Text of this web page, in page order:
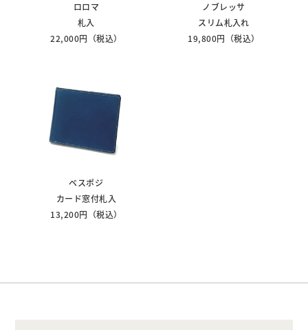
ロロマ
札入
22,000円（税込）
ノブレッサ
スリム札入れ
19,800円（税込）
ベスポジ
カード窓付札入
13,200円（税込）